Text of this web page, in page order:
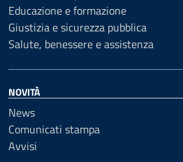
Educazione e formazione
Giustizia e sicurezza pubblica
Salute, benessere e assistenza
NOVITÀ
News
Comunicati stampa
Avvisi